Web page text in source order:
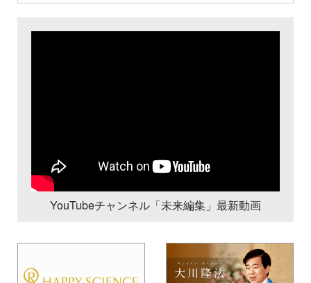
YouTubeチャンネル「未来編集」最新動画